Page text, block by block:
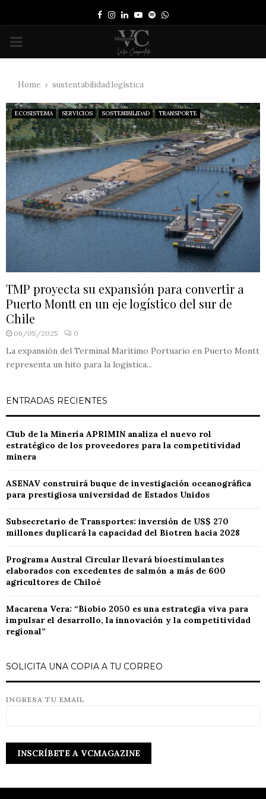
Facebook
Instagram
LinkedinYoutube
SpotifyWhatsapp
PRIMARY
Home sustentabilidad logística
ECOSISTEMA SERVICIOS SOSTENIBILIDAD TRANSPORTE
TMP proyecta su expansión para convertir a
Puerto Montt en un eje logístico del sur de
Chile
06/05/2025 0
La expansión del Terminal Marítimo Portuario en Puerto Montt
representa un hito para la logística...
ENTRADAS RECIENTES
Club de la Minería APRIMIN analiza el nuevo rol
estratégico de los proveedores para la competitividad
minera
ASENAV construirá buque de investigación oceanográfica
para prestigiosa universidad de Estados Unidos
Subsecretario de Transportes: inversión de US$ 270
millones duplicará la capacidad del Biotren hacia 2028
Programa Austral Circular llevará bioestimulantes
elaborados con excedentes de salmón a más de 600
agricultores de Chiloé
Macarena Vera: “Biobío 2050 es una estrategia viva para
impulsar el desarrollo, la innovación y la competitividad
regional”
SOLICITA UNA COPIA A TU CORREO
INGRESA TU EMAIL